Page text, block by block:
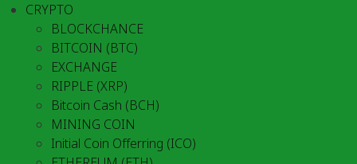
CRYPTO
BLOCKCHANCE
BITCOIN (BTC)
EXCHANGE
RIPPLE (XRP)
Bitcoin Cash (BCH)
MINING COIN
Initial Coin Offerring (ICO)